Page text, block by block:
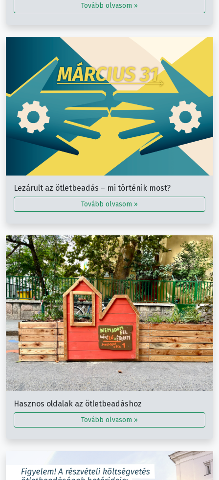
Tovább olvasom »
Lezárult az ötletbeadás – mi történik most?
Tovább olvasom »
Hasznos oldalak az ötletbeadáshoz
Tovább olvasom »